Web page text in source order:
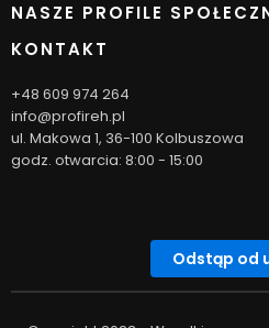
NASZE PROFILE
KONTAKT
+48 609 974 264
info@profireh.pl
ul. Makowa 1, 36-100 Kolbuszowa
godz. otwarcia: 8:00 - 15:00
Odstąp od